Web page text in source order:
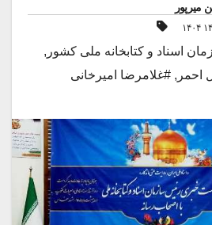
میرپور
اسناد و کتابخانه ملی کشور ,
احمر , #غلامرضا امیرخانی